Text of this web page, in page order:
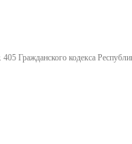
Гражданского кодекса